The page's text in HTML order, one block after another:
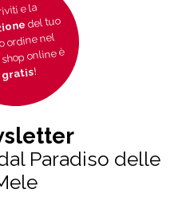
e la
del tuo
ordine nel
online è
gratis!
Paradiso delle